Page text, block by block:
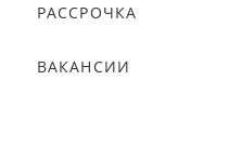
РАССРОЧКА
ВАКАНСИИ